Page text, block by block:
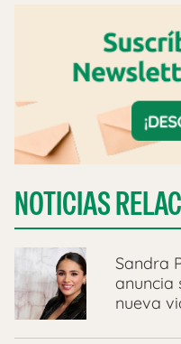
NOTICIAS
Sandra
anuncia
nueva